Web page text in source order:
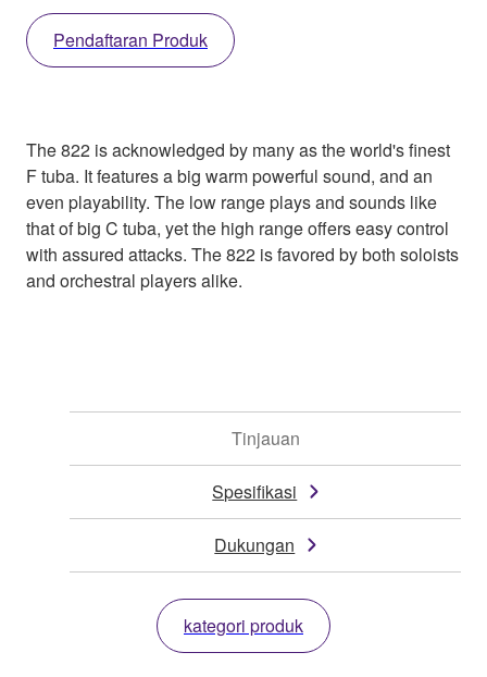
Pendaftaran Produk
The 822 is acknowledged by many as the world's finest
F tuba. It features a big warm powerful sound, and an
even playability. The low range plays and sounds like
that of big C tuba, yet the high range offers easy control
with assured attacks. The 822 is favored by both soloists
and orchestral players alike.
Tinjauan
Spesifikasi
Dukungan
kategori produk